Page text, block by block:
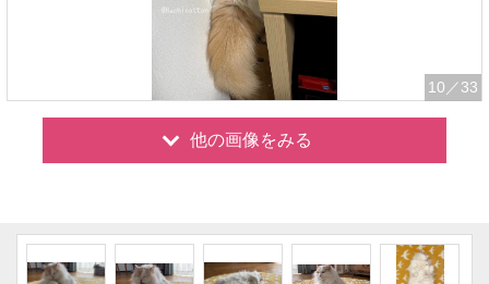
10 ／33
他の画像をみる